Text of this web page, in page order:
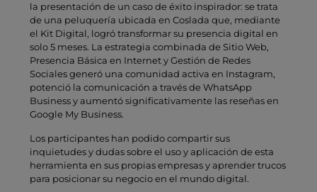
la presentación de un caso de éxito inspirador: se trata
de una peluquería ubicada en Coslada que, mediante
el Kit Digital, logró transformar su presencia digital en
solo 5 meses. La estrategia combinada de Sitio Web,
Presencia Básica en Internet y Gestión de Redes
Sociales generó una comunidad activa en Instagram,
potenció la comunicación a través de WhatsApp
Business y aumentó significativamente las reseñas en
Google My Business.
Los participantes han podido compartir sus
inquietudes y dudas sobre el uso y aplicación de esta
herramienta en sus propias empresas y aprender trucos
para posicionar su negocio en el mundo digital.